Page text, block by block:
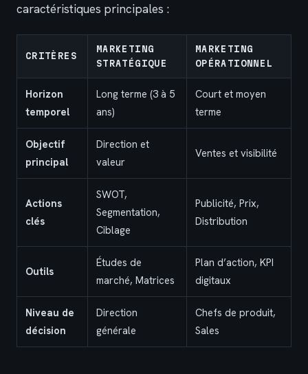
caractéristiques principales :
CRITÈRES
MARKETING
STRATÉGIQUE
MARKETING
OPÉRATIONNEL
Horizon
temporel
Long terme (3 à 5
ans)
Court et moyen
terme
Objectif
principal
Direction et
valeur
Ventes et visibilité
Actions
clés
SWOT,
Segmentation,
Ciblage
Publicité, Prix,
Distribution
Outils
Études de
marché, Matrices
Plan d’action, KPI
digitaux
Niveau de
décision
Direction
générale
Chefs de produit,
Sales